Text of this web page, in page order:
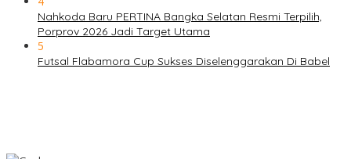
Nahkoda Baru PERTINA Bangka Selatan Resmi Terpilih,
Porprov 2026 Jadi Target Utama
5
Futsal Flabamora Cup Sukses Diselenggarakan Di Babel